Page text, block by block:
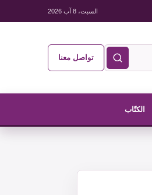
السبت، 8 آب 2026
تواصل معنا
الكتّاب